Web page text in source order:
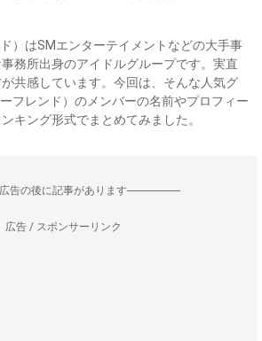
ド）はSMエンターテイメントなどの大手事
務所出身のアイドルグループです。実直
共感しています。今回は、そんな人気グ
ーフレンド）のメンバーの名前やプロフィー
キング形式でまとめてみました。
広告の後に記事があります--------------------
広告 / スポンサーリンク